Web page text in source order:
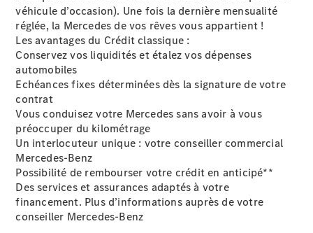
Prestataire /
données
véhicule d’occasion). Une fois la dernière mensualité
réglée, la Mercedes de vos rêves vous appartient !
Les avantages du Crédit classique :
Conservez vos liquidités et étalez vos dépenses
automobiles
Echéances fixes déterminées dès la signature de votre
contrat
Vous conduisez votre Mercedes sans avoir à vous
préoccuper du kilométrage
Un interlocuteur unique : votre conseiller commercial
Mercedes-Benz
Possibilité de rembourser votre crédit en anticipé**
Des services et assurances adaptés à votre
financement. Plus d’informations auprès de votre
conseiller Mercedes-Benz